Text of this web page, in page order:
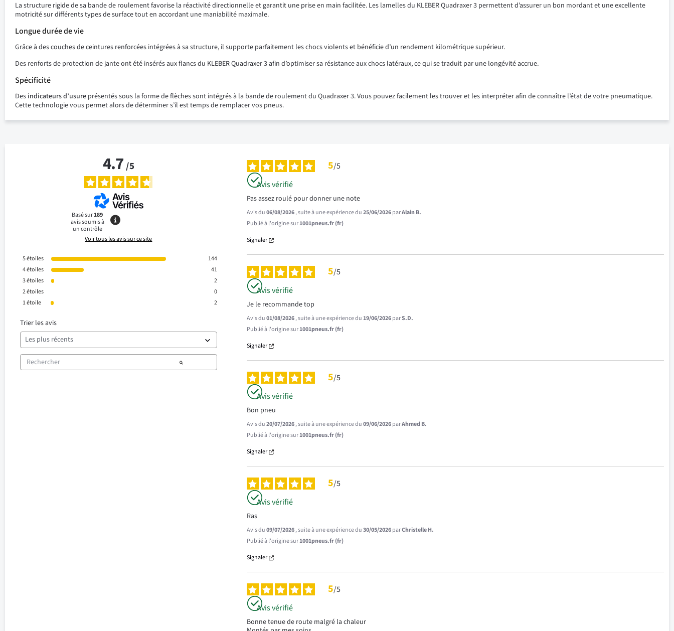
La structure rigide de sa bande de roulement favorise la réactivité directionnelle et garantit une prise en main facilitée. Les lamelles du KLEBER Quadraxer 3 permettent d’assurer un bon mordant et une excellente
motricité sur différents types de surface tout en accordant une maniabilité maximale.
Longue durée de vie
Grâce à des couches de ceintures renforcées intégrées à sa structure, il supporte parfaitement les chocs violents et bénéficie d’un rendement kilométrique supérieur.
Des renforts de protection de jante ont été insérés aux flancs du KLEBER Quadraxer 3 afin d’optimiser sa résistance aux chocs latéraux, ce qui se traduit par une longévité accrue.
Spécificité
Des indicateurs d’usure présentés sous la forme de flèches sont intégrés à la bande de roulement du Quadraxer 3. Vous pouvez facilement les trouver et les interpréter afin de connaître l’état de votre pneumatique.
Cette technologie vous permet alors de déterminer s’il est temps de remplacer vos pneus.
4.7/5
Basé sur189
avis soumis à
un contrôle
Voir tous les avis sur ce site
5étoiles
144
4étoiles
41
3étoiles
2
2étoiles
0
1étoile 2
Trier les avis
5/5
Avis vérifié
Pas assez roulé pour donner une note
Avis du06/08/2026, suite à une expérience du25/06/2026parAlain B.
Publié à l'origine sur1001pneus.fr (fr)
Signaler
5/5
Avis vérifié
Je le recommande top
Avis du01/08/2026, suite à une expérience du19/06/2026parS.D.
Publié à l'origine sur1001pneus.fr (fr)
Signaler
5/5
Avis vérifié
Bon pneu
Avis du20/07/2026, suite à une expérience du09/06/2026parAhmed B.
Publié à l'origine sur1001pneus.fr (fr)
Signaler
5/5
Avis vérifié
Ras
Avis du09/07/2026, suite à une expérience du30/05/2026parChristelle H.
Publié à l'origine sur1001pneus.fr (fr)
Signaler
5/5
Avis vérifié
Bonne tenue de route malgré la chaleur